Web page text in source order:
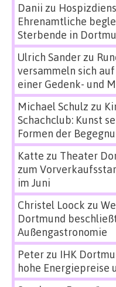
Danii zu
Ehrenamtliche
Sterbende in
Ulrich Sanderzu
versammeln sich
einer Gedenk- und
Michael Schulz zu
Schachclub: Kunst
Formen der
Katte zu Theater
zum
im Juni
Christel Loock zu
Dortmund
Außengastronomie
Peterzu IHK
hohe Energiepreise